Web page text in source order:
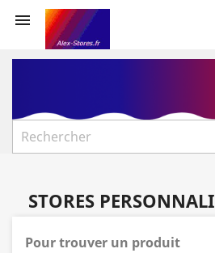

STORES
Pour trouver un produit